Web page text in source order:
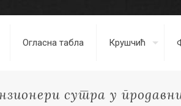
Огласна табла Крушчић
сутра у